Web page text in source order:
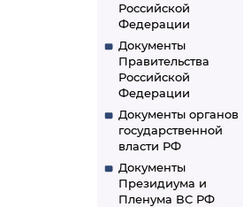
Российской
Федерации
Документы
Правительства
Российской
Федерации
Документы органов
государственной
власти РФ
Документы
Президиума и
Пленума ВС РФ